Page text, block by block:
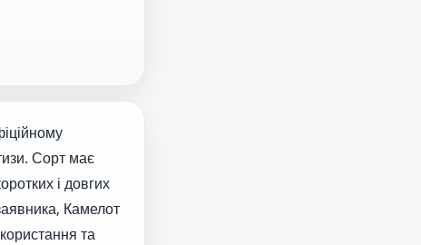
Сорт має
і довгих
Камелот
та